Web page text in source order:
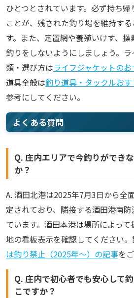
ひとつとされています。必ず持ち
ことが、残された釣り場を維持す
す。また、定置網や養殖いけす、
釣りをしないようにしましょう。
類・選び方はライフジャケットの
道具全般は釣り道具・タックルお
参考にしてください。
よくある質問
Q. 庄内エリアで今釣りができ
か？
A. 酒田北港は2025年7月3日から全
定されており、隣接する酒田港南
ています。酒田本港は場所によっ
地の看板表示を確認してください
は釣り禁止（2025年〜）の記事を
Q. 庄内で初心者でも安心して
こですか？